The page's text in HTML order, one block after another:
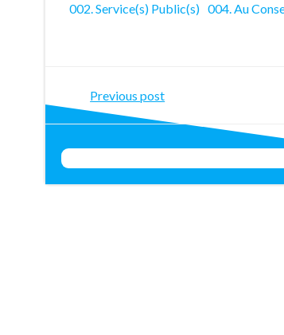
002. Service(s) Public(s) 004. Au
Post
navigation
Previous post